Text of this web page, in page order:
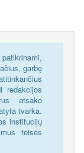
garbę
redakcijos
atsako
tvarka.
institucijų
teisės